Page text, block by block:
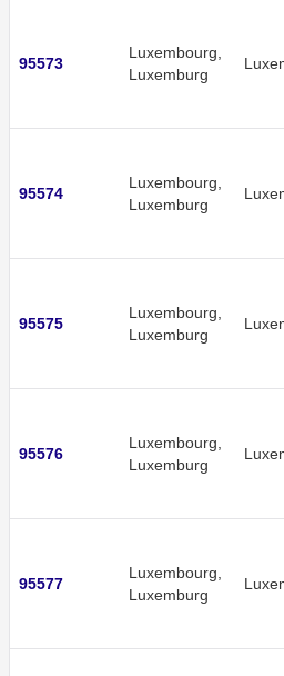
95573
Luxembourg,
Luxemburg
95574
Luxembourg,
Luxemburg
95575
Luxembourg,
Luxemburg
95576
Luxembourg,
Luxemburg
95577
Luxembourg,
Luxemburg